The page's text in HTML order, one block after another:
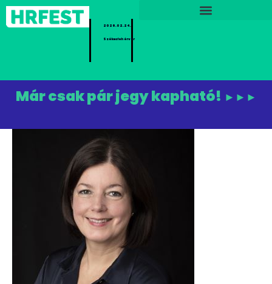
2026.02.24.
Székesfehérvár
Már csak pár jegy kapható! ►►►